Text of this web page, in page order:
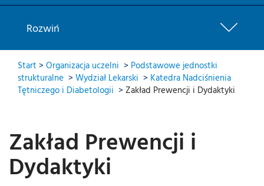
Rozwiń
Start > Organizacja uczelni > Podstawowe jednostki
strukturalne > Wydział Lekarski > Katedra Nadciśnienia
Tętniczego i Diabetologii > Zakład Prewencji i Dydaktyki
Zakład Prewencji i
Dydaktyki